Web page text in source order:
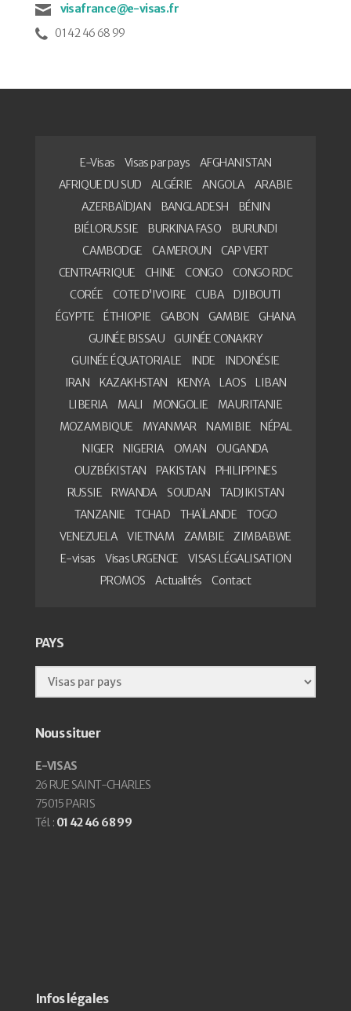
visafrance@e-visas.fr
01 42 46 68 99
E-Visas Visas par pays
AFGHANISTAN
AFRIQUE DU SUD
ALGÉRIE ANGOLA
ARABIE
AZERBAÏDJAN
BANGLADESH
BÉNIN
BIÉLORUSSIE
BURKINA FASO
BURUNDI
CAMBODGE
CAMEROUN
CAP VERT
CENTRAFRIQUE
CHINE CONGO
CONGO RDC
CORÉE
COTE D’IVOIRE CUBA
DJIBOUTI
ÉGYPTE
ÉTHIOPIE GABON GAMBIE
GHANA
GUINÉE BISSAU
GUINÉE CONAKRY
GUINÉE ÉQUATORIALE
INDE
INDONÉSIE
IRAN
KAZAKHSTAN KENYA LAOS
LIBAN
LIBERIA
MALI MONGOLIE
MAURITANIE
MOZAMBIQUE
MYANMAR NAMIBIE
NÉPAL
NIGER
NIGERIA OMAN
OUGANDA
OUZBÉKISTAN
PAKISTAN
PHILIPPINES
RUSSIE
RWANDA SOUDAN
TADJIKISTAN
TANZANIE
TCHAD THAÏLANDE
TOGO
VENEZUELA
VIETNAM ZAMBIE
ZIMBABWE
E-visas
Visas URGENCE
VISAS LÉGALISATION
PROMOS
Actualités Contact
PAYS
Nous situer
E-VISAS
26 RUE SAINT-CHARLES
75015 PARIS
Tél. : 01 42 46 68 99
Infos légales